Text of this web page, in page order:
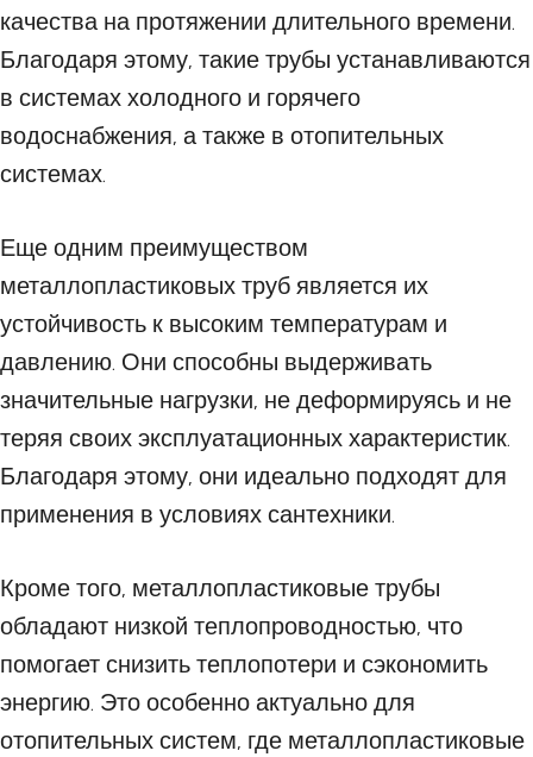
качества на протяжении длительного времени.
Благодаря этому, такие трубы устанавливаются
в системах холодного и горячего
водоснабжения, а также в отопительных
системах.
Еще одним преимуществом
металлопластиковых труб является их
устойчивость к высоким температурам и
давлению. Они способны выдерживать
значительные нагрузки, не деформируясь и не
теряя своих эксплуатационных характеристик.
Благодаря этому, они идеально подходят для
применения в условиях сантехники.
Кроме того, металлопластиковые трубы
обладают низкой теплопроводностью, что
помогает снизить теплопотери и сэкономить
энергию. Это особенно актуально для
отопительных систем, где металлопластиковые